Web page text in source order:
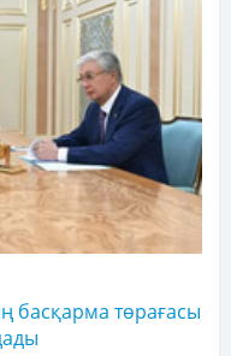
басқарма төрағасы